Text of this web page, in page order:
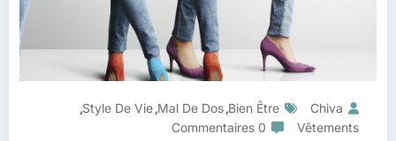
Chiva
Bien Être
,
Mal De Dos
,
Style De Vie
,
Vêtements
0 Commentaires